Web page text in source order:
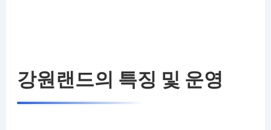
강원랜드의 특징 및 운영